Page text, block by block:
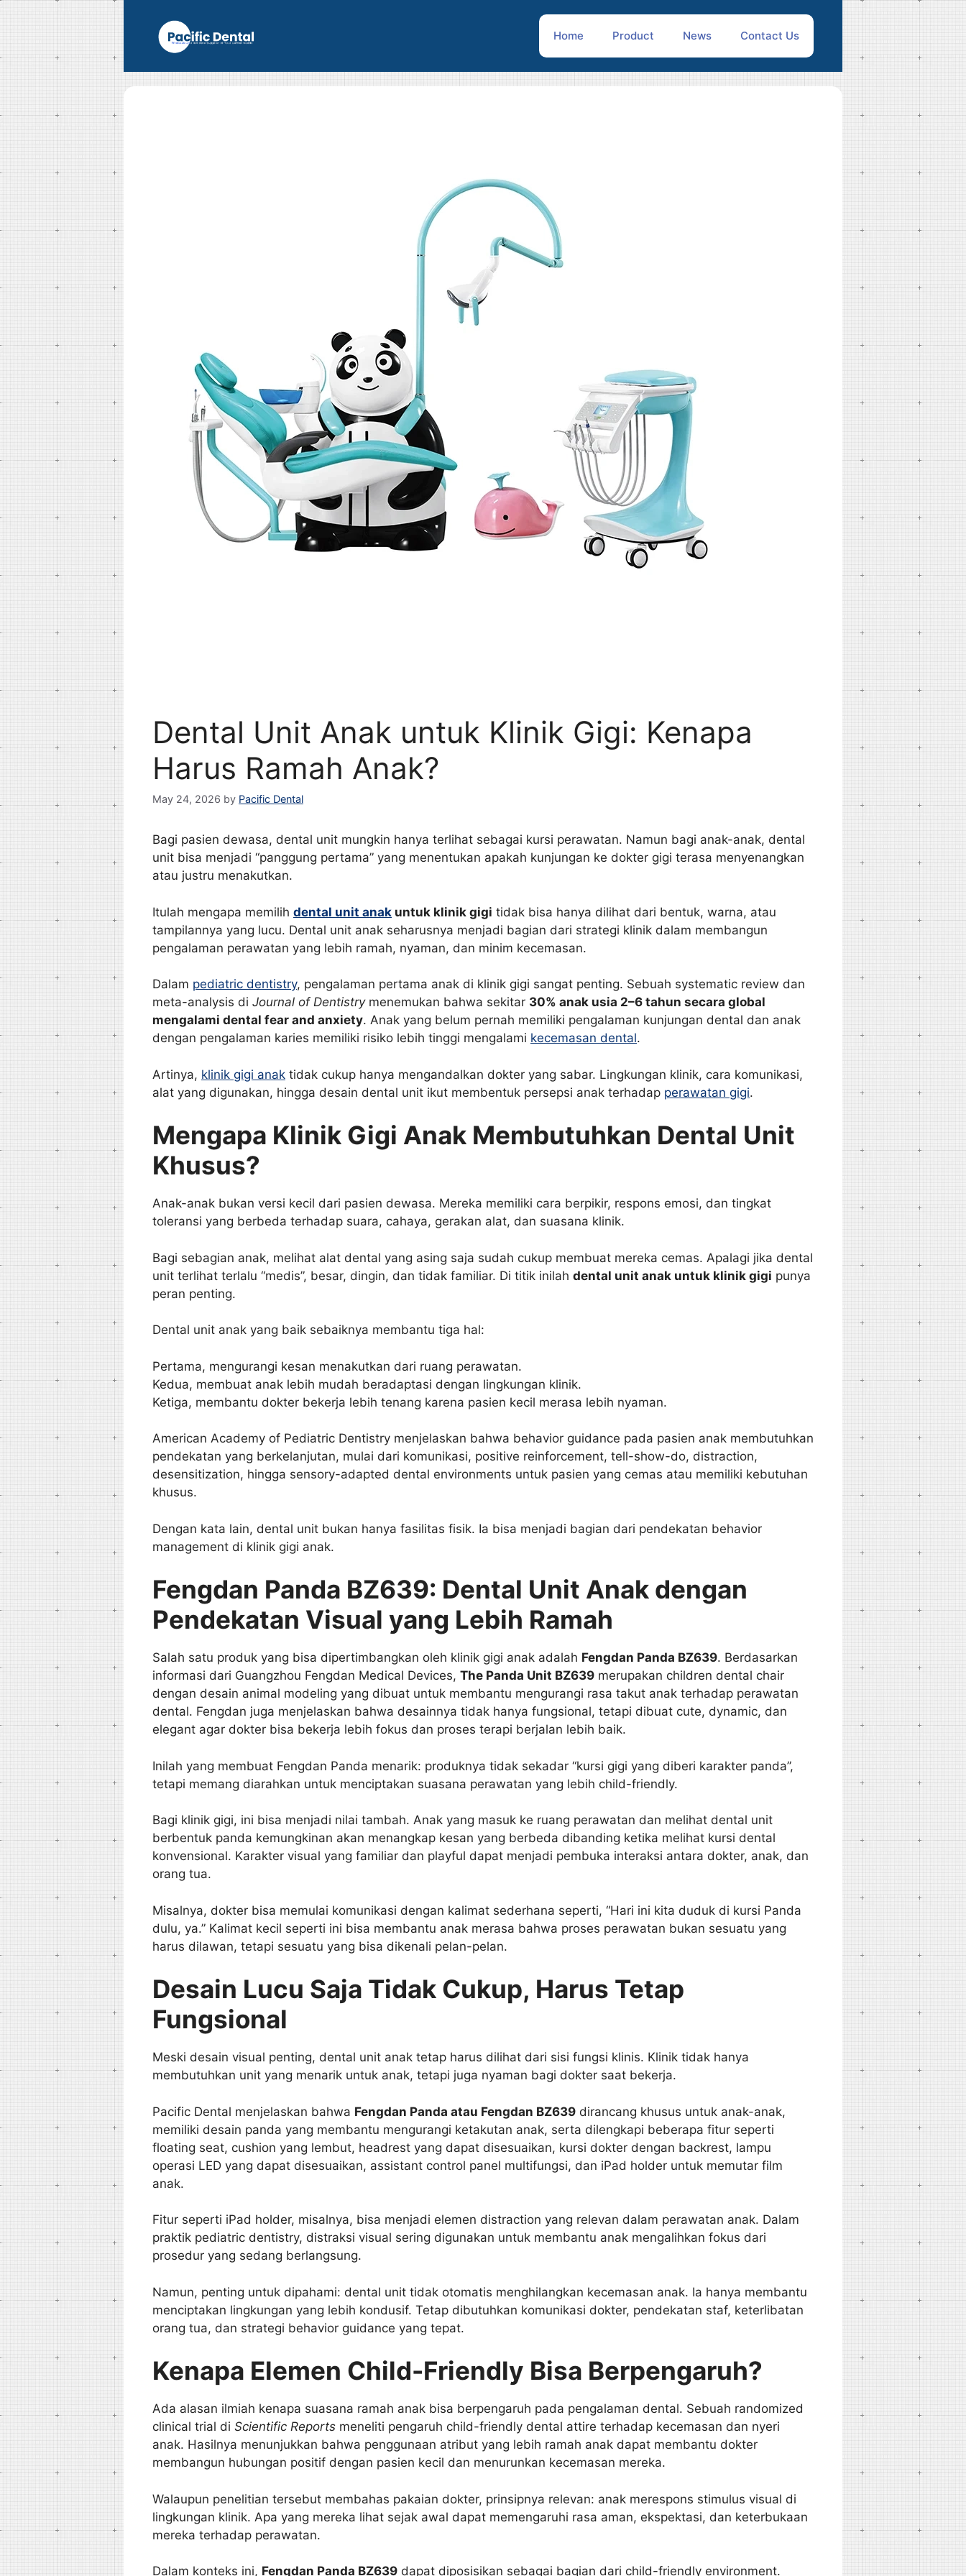
Home Product News Contact Us
Dental Unit Anak untuk Klinik Gigi: Kenapa
Harus Ramah Anak?
May 24, 2026 by Pacific Dental
Bagi pasien dewasa, dental unit mungkin hanya terlihat sebagai kursi perawatan. Namun bagi anak-anak, dental
unit bisa menjadi “panggung pertama” yang menentukan apakah kunjungan ke dokter gigi terasa menyenangkan
atau justru menakutkan.
Itulah mengapa memilih dental unit anak untuk klinik gigi tidak bisa hanya dilihat dari bentuk, warna, atau
tampilannya yang lucu. Dental unit anak seharusnya menjadi bagian dari strategi klinik dalam membangun
pengalaman perawatan yang lebih ramah, nyaman, dan minim kecemasan.
Dalam pediatric dentistry, pengalaman pertama anak di klinik gigi sangat penting. Sebuah systematic review dan
meta-analysis di Journal of Dentistrymenemukan bahwa sekitar 30% anak usia 2–6 tahun secara global
mengalami dental fear and anxiety. Anak yang belum pernah memiliki pengalaman kunjungan dental dan anak
dengan pengalaman karies memiliki risiko lebih tinggi mengalami kecemasan dental.
Artinya, klinik gigi anak tidak cukup hanya mengandalkan dokter yang sabar. Lingkungan klinik, cara komunikasi,
alat yang digunakan, hingga desain dental unit ikut membentuk persepsi anak terhadap perawatan gigi.
Mengapa Klinik Gigi Anak Membutuhkan Dental Unit
Khusus?
Anak-anak bukan versi kecil dari pasien dewasa. Mereka memiliki cara berpikir, respons emosi, dan tingkat
toleransi yang berbeda terhadap suara, cahaya, gerakan alat, dan suasana klinik.
Bagi sebagian anak, melihat alat dental yang asing saja sudah cukup membuat mereka cemas. Apalagi jika dental
unit terlihat terlalu “medis”, besar, dingin, dan tidak familiar. Di titik inilah dental unit anak untuk klinik gigi punya
peran penting.
Dental unit anak yang baik sebaiknya membantu tiga hal:
Pertama, mengurangi kesan menakutkan dari ruang perawatan.
Kedua, membuat anak lebih mudah beradaptasi dengan lingkungan klinik.
Ketiga, membantu dokter bekerja lebih tenang karena pasien kecil merasa lebih nyaman.
American Academy of Pediatric Dentistry menjelaskan bahwa behavior guidance pada pasien anak membutuhkan
pendekatan yang berkelanjutan, mulai dari komunikasi, positive reinforcement, tell-show-do, distraction,
desensitization, hingga sensory-adapted dental environments untuk pasien yang cemas atau memiliki kebutuhan
khusus.
Dengan kata lain, dental unit bukan hanya fasilitas fisik. Ia bisa menjadi bagian dari pendekatan behavior
management di klinik gigi anak.
Fengdan Panda BZ639: Dental Unit Anak dengan
Pendekatan Visual yang Lebih Ramah
Salah satu produk yang bisa dipertimbangkan oleh klinik gigi anak adalah Fengdan Panda BZ639. Berdasarkan
informasi dari Guangzhou Fengdan Medical Devices, The Panda Unit BZ639 merupakan children dental chair
dengan desain animal modeling yang dibuat untuk membantu mengurangi rasa takut anak terhadap perawatan
dental. Fengdan juga menjelaskan bahwa desainnya tidak hanya fungsional, tetapi dibuat cute, dynamic, dan
elegant agar dokter bisa bekerja lebih fokus dan proses terapi berjalan lebih baik.
Inilah yang membuat Fengdan Panda menarik: produknya tidak sekadar “kursi gigi yang diberi karakter panda”,
tetapi memang diarahkan untuk menciptakan suasana perawatan yang lebih child-friendly.
Bagi klinik gigi, ini bisa menjadi nilai tambah. Anak yang masuk ke ruang perawatan dan melihat dental unit
berbentuk panda kemungkinan akan menangkap kesan yang berbeda dibanding ketika melihat kursi dental
konvensional. Karakter visual yang familiar dan playful dapat menjadi pembuka interaksi antara dokter, anak, dan
orang tua.
Misalnya, dokter bisa memulai komunikasi dengan kalimat sederhana seperti, “Hari ini kita duduk di kursi Panda
dulu, ya.” Kalimat kecil seperti ini bisa membantu anak merasa bahwa proses perawatan bukan sesuatu yang
harus dilawan, tetapi sesuatu yang bisa dikenali pelan-pelan.
Desain Lucu Saja Tidak Cukup, Harus Tetap
Fungsional
Meski desain visual penting, dental unit anak tetap harus dilihat dari sisi fungsi klinis. Klinik tidak hanya
membutuhkan unit yang menarik untuk anak, tetapi juga nyaman bagi dokter saat bekerja.
Pacific Dental menjelaskan bahwa Fengdan Panda atau Fengdan BZ639 dirancang khusus untuk anak-anak,
memiliki desain panda yang membantu mengurangi ketakutan anak, serta dilengkapi beberapa fitur seperti
floating seat, cushion yang lembut, headrest yang dapat disesuaikan, kursi dokter dengan backrest, lampu
operasi LED yang dapat disesuaikan, assistant control panel multifungsi, dan iPad holder untuk memutar film
anak.
Fitur seperti iPad holder, misalnya, bisa menjadi elemen distraction yang relevan dalam perawatan anak. Dalam
praktik pediatric dentistry, distraksi visual sering digunakan untuk membantu anak mengalihkan fokus dari
prosedur yang sedang berlangsung.
Namun, penting untuk dipahami: dental unit tidak otomatis menghilangkan kecemasan anak. Ia hanya membantu
menciptakan lingkungan yang lebih kondusif. Tetap dibutuhkan komunikasi dokter, pendekatan staf, keterlibatan
orang tua, dan strategi behavior guidance yang tepat.
Kenapa Elemen Child-Friendly Bisa Berpengaruh?
Ada alasan ilmiah kenapa suasana ramah anak bisa berpengaruh pada pengalaman dental. Sebuah randomized
clinical trial di Scientific Reports meneliti pengaruh child-friendly dental attire terhadap kecemasan dan nyeri
anak. Hasilnya menunjukkan bahwa penggunaan atribut yang lebih ramah anak dapat membantu dokter
membangun hubungan positif dengan pasien kecil dan menurunkan kecemasan mereka.
Walaupun penelitian tersebut membahas pakaian dokter, prinsipnya relevan: anak merespons stimulus visual di
lingkungan klinik. Apa yang mereka lihat sejak awal dapat memengaruhi rasa aman, ekspektasi, dan keterbukaan
mereka terhadap perawatan.
Dalam konteks ini, Fengdan Panda BZ639 dapat diposisikan sebagai bagian dari child-friendly environment.